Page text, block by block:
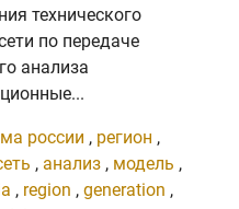
технического
по передаче
анализа
россии , регион ,
, анализ , модель ,
, region , generation ,